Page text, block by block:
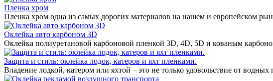
Пленка хром
Пленка хром одна из самых дорогих материалов на нашем и европейском
Оклейка авто карбоном 3D
Оклейка полиуретановой карбоновой пленкой 3D, 4D, 5D и кованым
Защита и стиль: оклейка лодок, катеров и яхт пленками.
Владение лодкой, катером или яхтой – это не только удовольствие от